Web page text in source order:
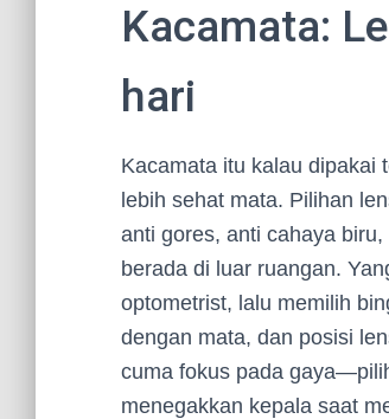
Kacamata:
hari
Kacamata itu kalau dipakai
lebih sehat mata. Pilihan
anti gores, anti cahaya
berada di luar ruangan.
optometrist, lalu memilih
dengan mata, dan posisi
cuma fokus pada
menegakkan kepala saat